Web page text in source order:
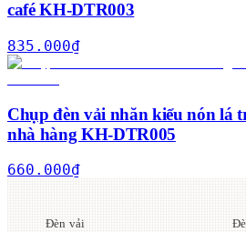
café KH-DTR003
835.000₫
Chụp đèn vải nhăn kiểu nón lá
nhà hàng KH-DTR005
660.000₫
Đèn vải